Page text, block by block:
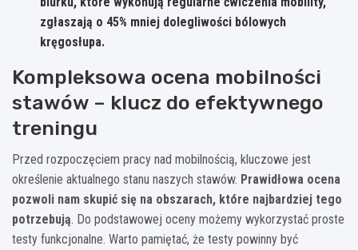
zgłaszają o 45% mniej dolegliwości bólowych
kręgosłupa.
Kompleksowa ocena mobilności
stawów – klucz do efektywnego
treningu
Przed rozpoczęciem pracy nad mobilnością, kluczowe jest
określenie aktualnego stanu naszych stawów. Prawidłowa ocena
pozwoli nam skupić się na obszarach, które najbardziej tego
potrzebują. Do podstawowej oceny możemy wykorzystać proste
testy funkcjonalne. Warto pamiętać, że testy powinny być